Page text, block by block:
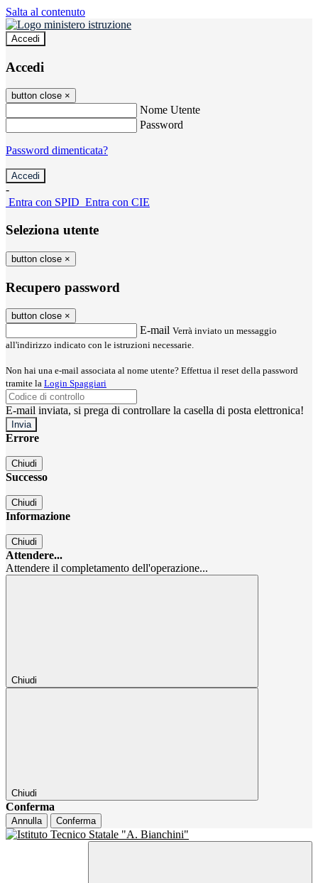
Salta al contenuto
Accedi
Accedi
button close ×
Nome Utente
Password
Password dimenticata?
-
Entra con SPID Entra con CIE
Seleziona utente
button close ×
Recupero password
button close ×
E-mail Verrà inviato un messaggio
all'indirizzo indicato con le istruzioni necessarie.
Non hai una e-mail associata al nome utente? Effettua il reset della password
tramite la Login Spaggiari
E-mail inviata, si prega di controllare la casella di posta elettronica!
Errore
Chiudi
Successo
Chiudi
Informazione
Chiudi
Attendere...
Attendere il completamento dell'operazione...
Chiudi
Chiudi
Conferma
Annulla Conferma